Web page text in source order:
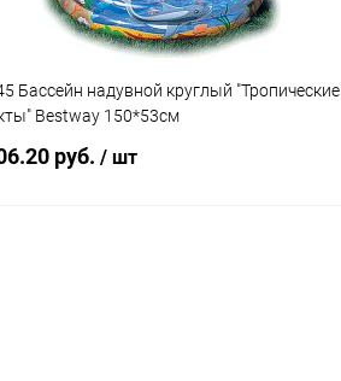
Бассейн надувной круглый "Тропические
Bestway 150*53см
руб. / шт